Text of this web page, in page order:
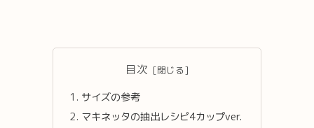
目次
サイズの参考
マキネッタの抽出レシピ4カップver.